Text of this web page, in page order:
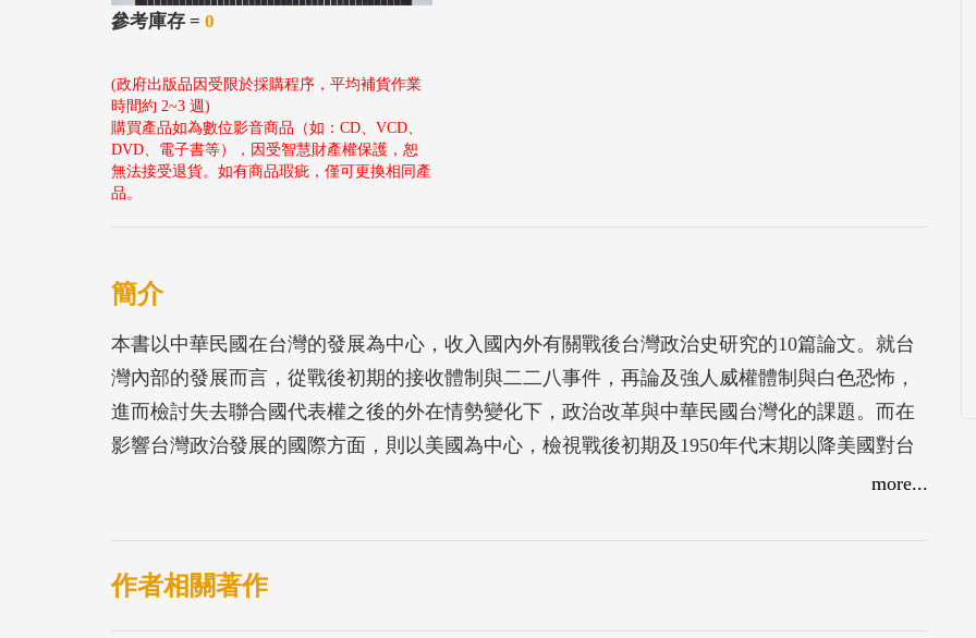
參考庫存 = 0
(政府出版品因受限於採購程序，平均補貨作業
時間約 2~3 週)
購買產品如為數位影音商品（如：CD、VCD、
DVD、電子書等），因受智慧財產權保護，恕
無法接受退貨。如有商品瑕疵，僅可更換相同產
品。
簡介
本書以中華民國在台灣的發展為中心，收入國內外有關戰後台灣政治史研究的10篇論文。就台
灣內部的發展而言，從戰後初期的接收體制與二二八事件，再論及強人威權體制與白色恐怖，
進而檢討失去聯合國代表權之後的外在情勢變化下，政治改革與中華民國台灣化的課題。而在
影響台灣政治發展的國際方面，則以美國為中心，檢視戰後初期及1950年代末期以降美國對台
more...
作者相關著作